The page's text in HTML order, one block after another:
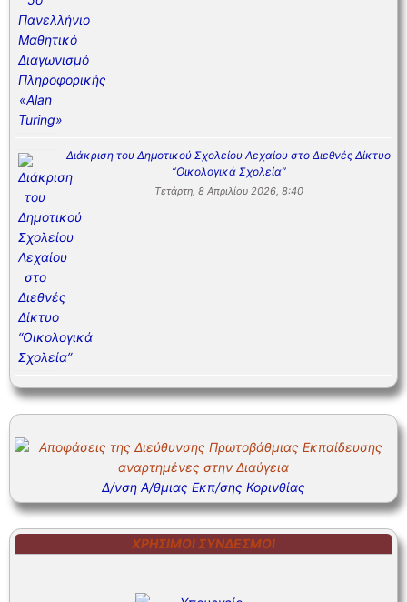
Διάκριση του Δημοτικού Σχολείου Λεχαίου στο Διεθνές Δίκτυο
“Οικολογικά Σχολεία”
Τετάρτη, 8 Απριλίου 2026, 8:40
Δ/νση Α/θμιας Εκπ/σης Κορινθίας
ΧΡΉΣΙΜΟΙ ΣΎΝΔΕΣΜΟΙ